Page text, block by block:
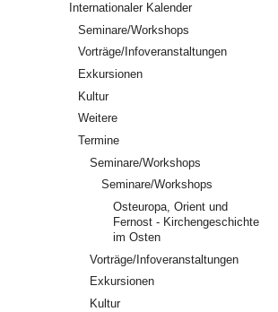
Internationaler Kalender
Seminare/Workshops
Vorträge/Infoveranstaltungen
Exkursionen
Kultur
Weitere
Termine
Seminare/Workshops
Seminare/Workshops
Osteuropa, Orient und
Fernost - Kirchengeschichte
im Osten
Vorträge/Infoveranstaltungen
Exkursionen
Kultur